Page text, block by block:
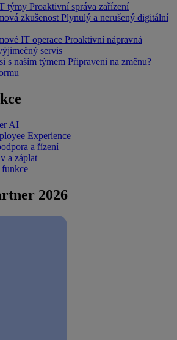
týmy Proaktivní správa zařízení
zkušenost Plynulý a nerušený digitální
IT operace Proaktivní nápravná
servis
s naším týmem Připraveni na změnu?
AI
Experience
a řízení
a záplat
funkce
2026